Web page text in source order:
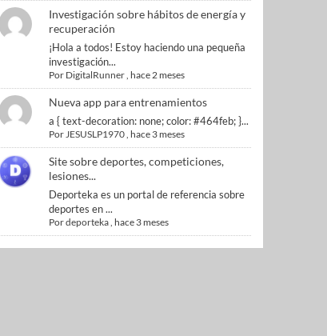
Investigación sobre hábitos de energía y
recuperación
¡Hola a todos! Estoy haciendo una pequeña
investigación...
Por DigitalRunner, hace 2 meses
Nueva app para entrenamientos
a { text-decoration: none; color: #464feb; }...
PorJESUSLP1970, hace 3 meses
Site sobre deportes, competiciones,
lesiones...
Deporteka es un portal de referencia sobre
deportes en ...
Pordeporteka, hace 3 meses